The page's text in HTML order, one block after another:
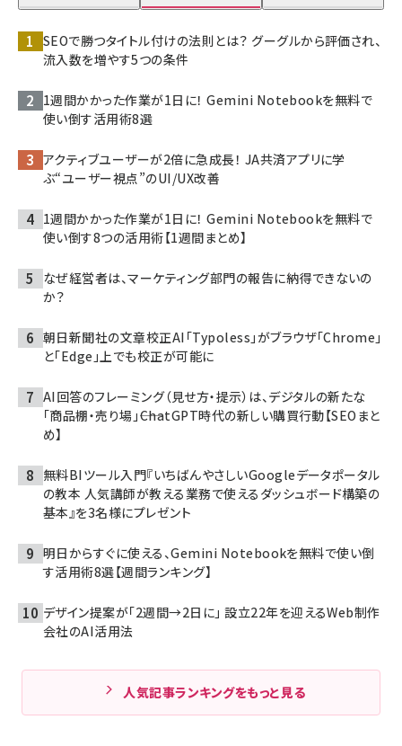
SEOで勝つタイトル付けの法則とは？ グーグルから評価され、
流入数を増やす5つの条件
1週間かかった作業が1日に！ Gemini Notebookを無料で
使い倒す活用術8選
アクティブユーザーが2倍に急成長！ JA共済アプリに学
ぶ“ユーザー視点”のUI/UX改善
1週間かかった作業が1日に！ Gemini Notebookを無料で
使い倒す8つの活用術【1週間まとめ】
なぜ経営者は、マーケティング部門の報告に納得できないの
か？
朝日新聞社の文章校正AI「Typoless」がブラウザ「Chrome」
と「Edge」上でも校正が可能に
AI回答のフレーミング（見せ方・提示）は、デジタルの新たな
「商品棚・売り場」――ChatGPT時代の新しい購買行動【SEOまと
め】
無料BIツール入門『いちばんやさしいGoogleデータポータル
の教本 人気講師が教える業務で使えるダッシュボード構築の
基本』を3名様にプレゼント
明日からすぐに使える、Gemini Notebookを無料で使い倒
す活用術8選【週間ランキング】
デザイン提案が「2週間→2日に」 設立22年を迎えるWeb制作
会社のAI活用法
人気記事ランキングをもっと見る